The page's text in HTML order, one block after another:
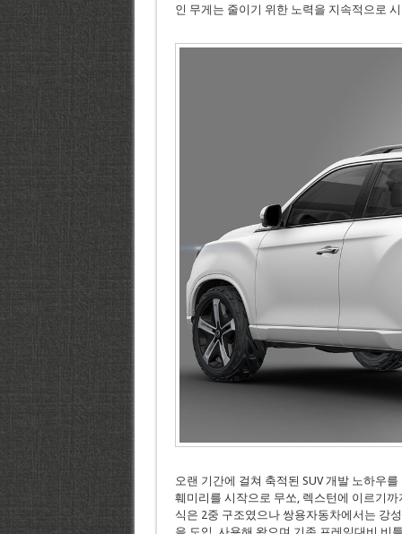
인 무게는 줄이기 위한 노력을 지속적으로
오랜 기간에 걸쳐 축적된 SUV 개발 노하우
훼미리를 시작으로 무쏘, 렉스턴에 이르기
식은 2중 구조였으나 쌍용자동차에서는 강